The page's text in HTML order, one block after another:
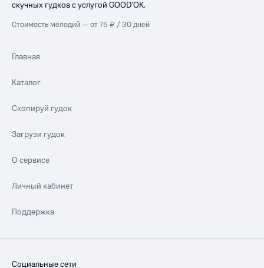
скучных гудков с услугой GOOD’OK.
Стоимость мелодий — от 75 ₽ / 30 дней
Главная
Каталог
Скопируй гудок
Загрузи гудок
О сервисе
Личный кабинет
Поддержка
Социальные сети